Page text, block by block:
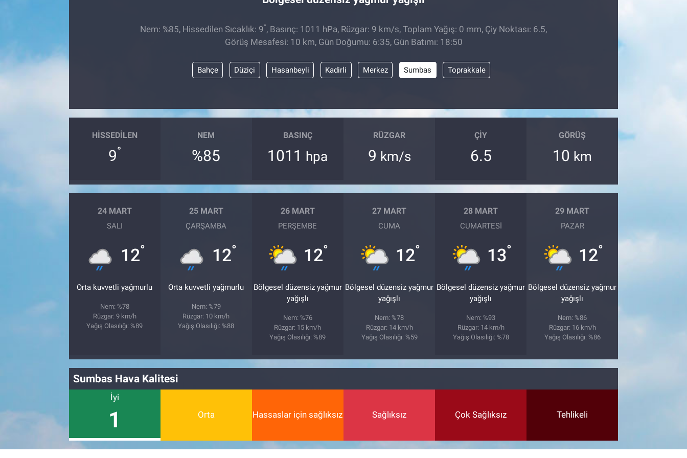
Nem: %85, Hissedilen Sıcaklık: 9°, Basınç: 1011 hPa, Rüzgar: 9 km/s, Toplam Yağış: 0 mm, Çiy Noktası: 6.5,
Görüş Mesafesi: 10 km, Gün Doğumu: 6:35, Gün Batımı: 18:50
Bahçe Düziçi Hasanbeyli Kadirli Merkez Sumbas Toprakkale
HISSEDILEN
9°
NEM
%85
BASINÇ
1011 hpa
RÜZGAR
9 km/s
ÇIY
6.5
GÖRÜŞ
10 km
24 MART
SALI
12°
Orta kuvvetli yağmurlu
Nem: %78
Rüzgar: 9 km/h
Yağış Olasılığı: %89
25 MART
ÇARŞAMBA
12°
Orta kuvvetli yağmurlu
Nem: %79
Rüzgar: 10 km/h
Yağış Olasılığı: %88
26 MART
PERŞEMBE
12°
Bölgesel düzensiz yağmur
yağışlı
Nem: %76
Rüzgar: 15 km/h
Yağış Olasılığı: %89
27 MART
CUMA
12°
Bölgesel düzensiz yağmur
yağışlı
Nem: %78
Rüzgar: 14 km/h
Yağış Olasılığı: %59
28 MART
CUMARTESI
13°
Bölgesel düzensiz yağmur
yağışlı
Nem: %93
Rüzgar: 14 km/h
Yağış Olasılığı: %78
29 MART
PAZAR
12°
Bölgesel düzensiz yağmur
yağışlı
Nem: %86
Rüzgar: 16 km/h
Yağış Olasılığı: %86
Sumbas Hava Kalitesi
İyi
1 Orta Hassaslar için sağlıksız Sağlıksız Çok Sağlıksız Tehlikeli